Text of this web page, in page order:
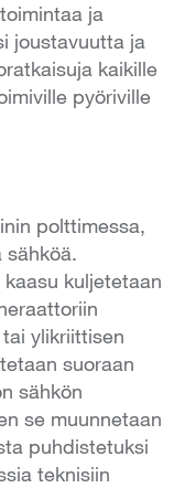
ja
joustavuutta ja
kaikille
pyöriville
polttimessa,
sähköä.
kuljetetaan
ylikriittisen
suoraan
sähkön
se muunnetaan
puhdistetuksi
teknisiin